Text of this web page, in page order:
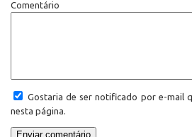
Comentário
Gostaria de ser notificado por e-mail
nesta página.